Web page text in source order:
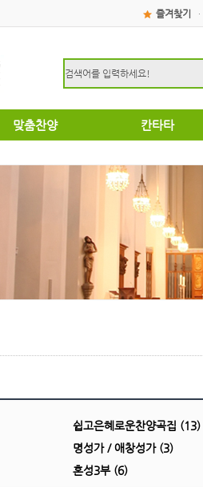
즐겨찾기 ·
맞춤찬양
명성가/복음성가합창편곡
절기별성가/국악성가
특별찬양곡집
칸타타
부활절
쉽고은혜로운찬양곡집 (13)
명성가 / 애창성가 (3)
혼성3부 (6)